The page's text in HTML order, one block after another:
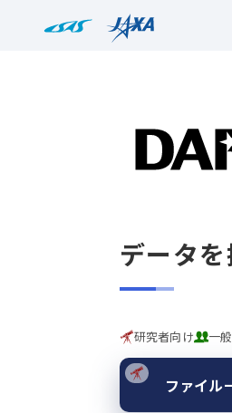
データ
研究者向け 一
ファイル